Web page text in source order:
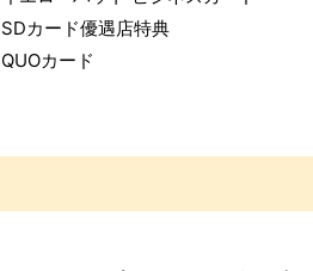
SDカード優遇店特典
QUOカード